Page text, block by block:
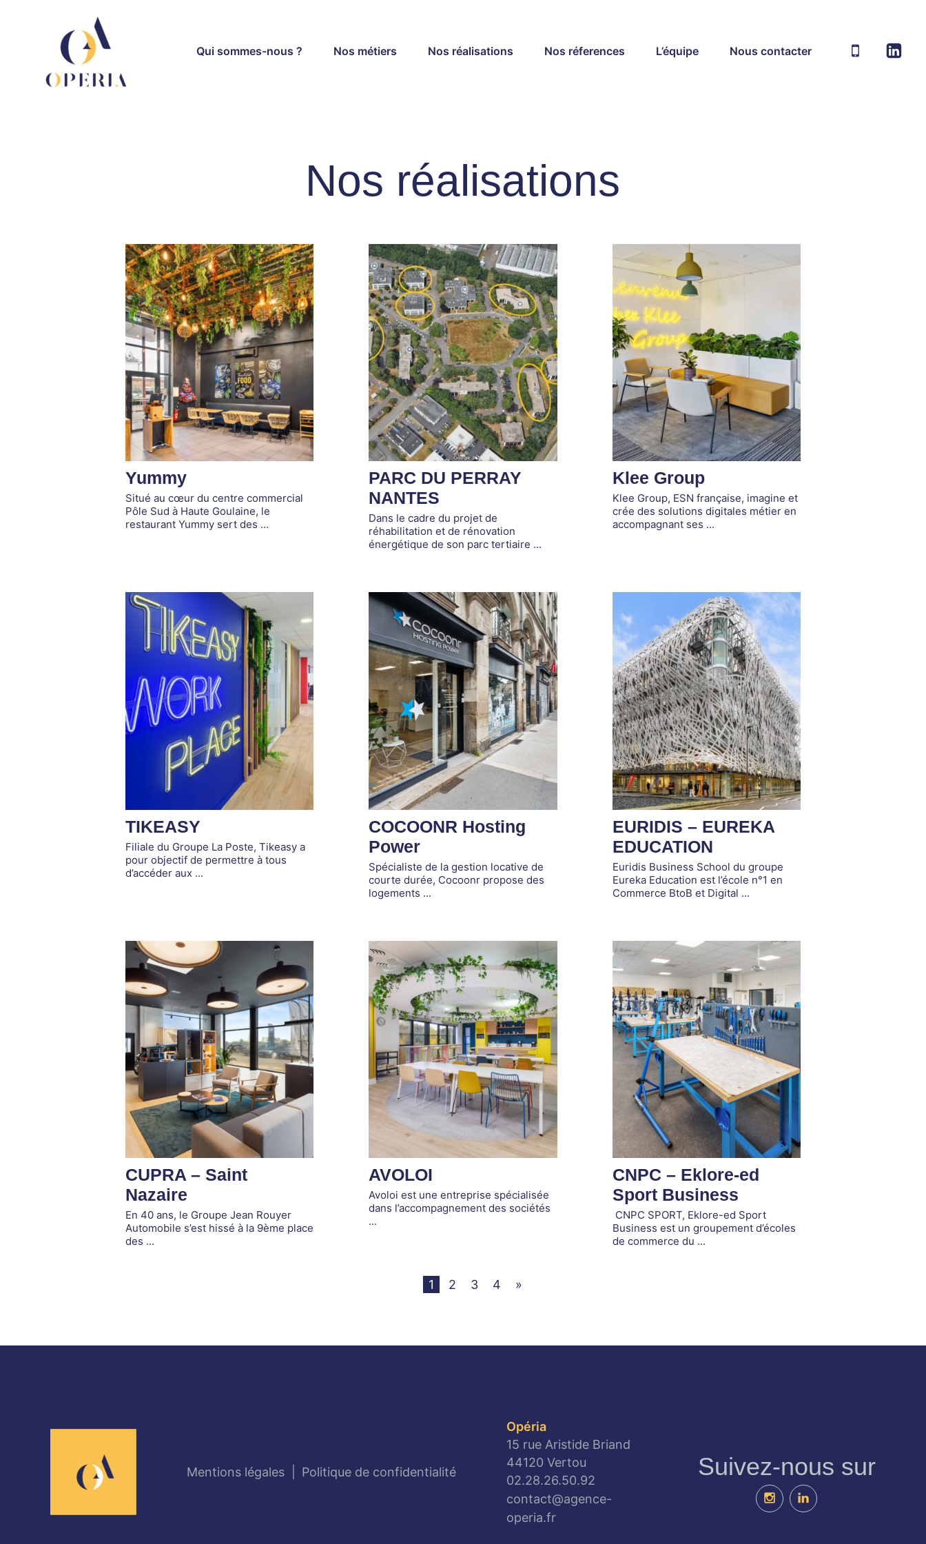
Qui sommes-nous ? Nos métiers Nos réalisations Nos réferences L’équipe Nous contacter
Nos réalisations
Yummy
Situé au cœur du centre commercial
Pôle Sud à Haute Goulaine, le
restaurant Yummy sert des ...
PARC DU PERRAY
NANTES
Dans le cadre du projet de
réhabilitation et de rénovation
énergétique de son parc tertiaire ...
Klee Group
Klee Group, ESN française, imagine et
crée des solutions digitales métier en
accompagnant ses ...
TIKEASY
Filiale du Groupe La Poste, Tikeasy a
pour objectif de permettre à tous
d’accéder aux ...
COCOONR Hosting
Power
Spécialiste de la gestion locative de
courte durée, Cocoonr propose des
logements ...
EURIDIS – EUREKA
EDUCATION
Euridis Business School du groupe
Eureka Education est l’école n°1 en
Commerce BtoB et Digital ...
CUPRA – Saint
Nazaire
En 40 ans, le Groupe Jean Rouyer
Automobile s’est hissé à la 9ème place
des ...
AVOLOI
Avoloi est une entreprise spécialisée
dans l’accompagnement des sociétés
...
CNPC – Eklore-ed
Sport Business
CNPC SPORT, Eklore-ed Sport
Business est un groupement d’écoles
de commerce du ...
1 2 3 4 »
Mentions légales Politique de confidentialité
Opéria
15 rue Aristide Briand
44120 Vertou
02.28.26.50.92
contact@agence-
operia.fr
Suivez-nous sur